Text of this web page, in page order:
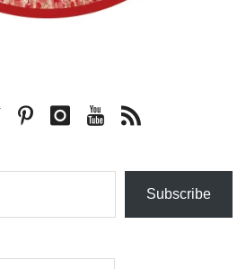
Subscribe